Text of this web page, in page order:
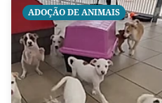
ADOÇÃO DE ANIMAIS